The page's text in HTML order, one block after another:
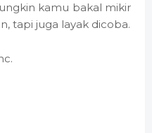
kamu bakal mikir
tapi juga layak dicoba.